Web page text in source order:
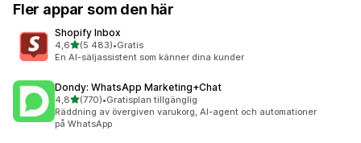
Fler appar som den här
Shopify Inbox
4,6av 5 stjärnor
(5 483)
5483 recensioner totalt
•Gratis
En AI-säljassistent som känner dina kunder
Dondy: WhatsApp Marketing+Chat
4,8av 5 stjärnor
(770)
770 recensioner totalt
•Gratisplan tillgänglig
Räddning av övergiven varukorg, AI-agent och automationer
på WhatsApp